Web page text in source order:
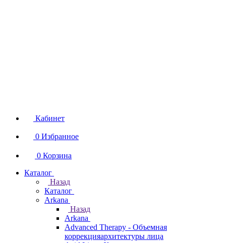
Кабинет
0 Избранное
0 Корзина
Каталог
Назад
Каталог
Arkana
Назад
Arkana
Advanced Therapy - Объемная
коррекцияархитектуры лица